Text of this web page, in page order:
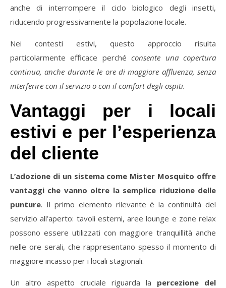
anche di interrompere il ciclo biologico degli insetti,
riducendo progressivamente la popolazione locale.
Nei contesti estivi, questo approccio risulta
particolarmente efficace perchéconsente una copertura
continua, anche durante le ore di maggiore affluenza, senza
interferire con il servizio o con il comfort degli ospiti.
Vantaggi per i locali
estivi e per l’esperienza
del cliente
L’adozione di un sistema come Mister Mosquito offre
vantaggi che vanno oltre la semplice riduzione delle
punture. Il primo elemento rilevante è la continuità del
servizio all’aperto: tavoli esterni, aree lounge e zone relax
possono essere utilizzati con maggiore tranquillità anche
nelle ore serali, che rappresentano spesso il momento di
maggiore incasso per i locali stagionali.
Un altro aspetto cruciale riguarda la percezione del